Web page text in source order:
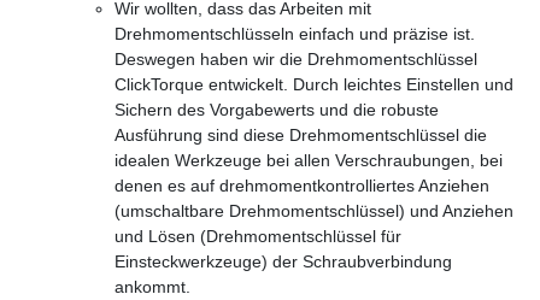
Wir wollten, dass das Arbeiten mit
Drehmomentschlüsseln einfach und präzise ist.
Deswegen haben wir die Drehmomentschlüssel
ClickTorque entwickelt. Durch leichtes Einstellen und
Sichern des Vorgabewerts und die robuste
Ausführung sind diese Drehmomentschlüssel die
idealen Werkzeuge bei allen Verschraubungen, bei
denen es auf drehmomentkontrolliertes Anziehen
(umschaltbare Drehmomentschlüssel) und Anziehen
und Lösen (Drehmomentschlüssel für
Einsteckwerkzeuge) der Schraubverbindung
ankommt.